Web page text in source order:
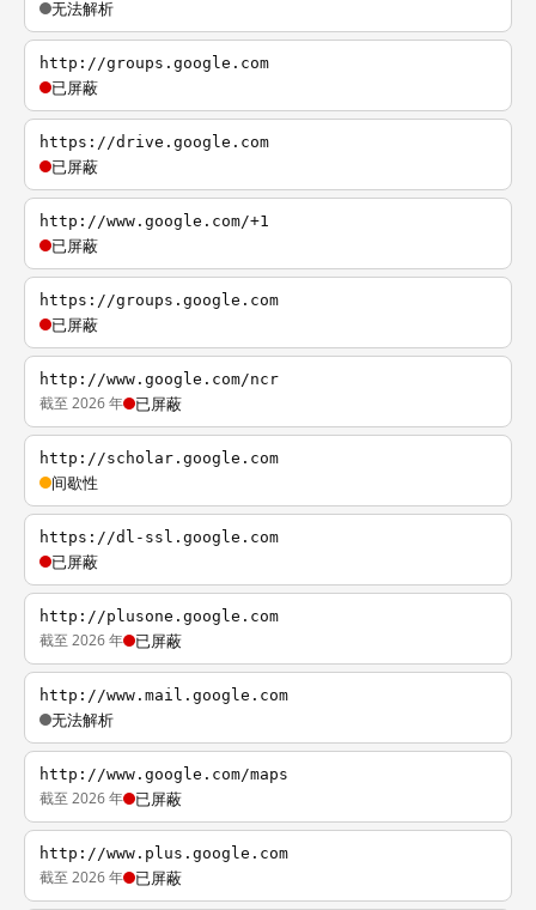
无法解析
http://groups.google.com
已屏蔽
https://drive.google.com
已屏蔽
http://www.google.com/+1
已屏蔽
https://groups.google.com
已屏蔽
http://www.google.com/ncr
截至 2026 年 已屏蔽
http://scholar.google.com
间歇性
https://dl-ssl.google.com
已屏蔽
http://plusone.google.com
截至 2026 年 已屏蔽
http://www.mail.google.com
无法解析
http://www.google.com/maps
截至 2026 年 已屏蔽
http://www.plus.google.com
截至 2026 年 已屏蔽